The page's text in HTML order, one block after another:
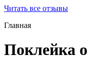
Читать все отзывы
Главная
Поклейка